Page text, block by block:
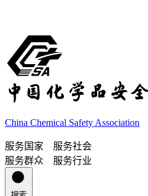
China Chemical Safety Association
服务国家 服务社会
服务群众 服务行业